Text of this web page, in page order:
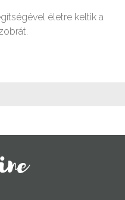
életre keltik a